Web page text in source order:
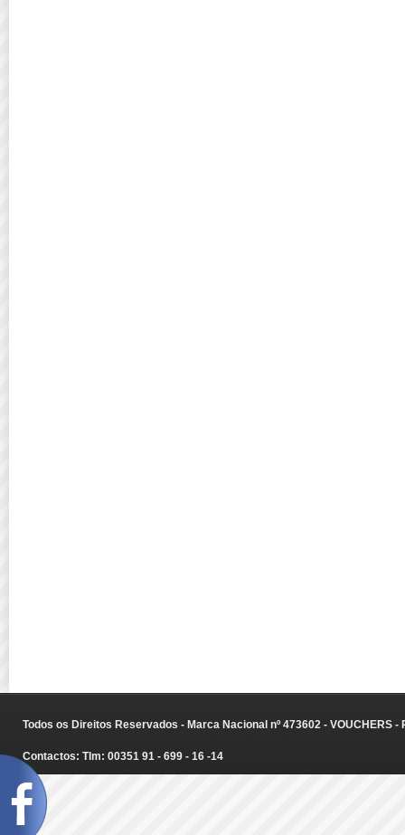
Todos os Direitos Reservados - Marca Nacional nº 473602 - VOUCHERS
Contactos: Tlm: 00351 91 - 699 - 16 -14